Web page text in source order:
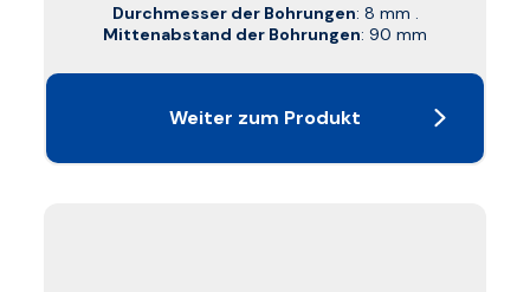
Durchmesser der Bohrungen: 8 mm .
Mittenabstand der Bohrungen: 90 mm
Weiter zum Produkt